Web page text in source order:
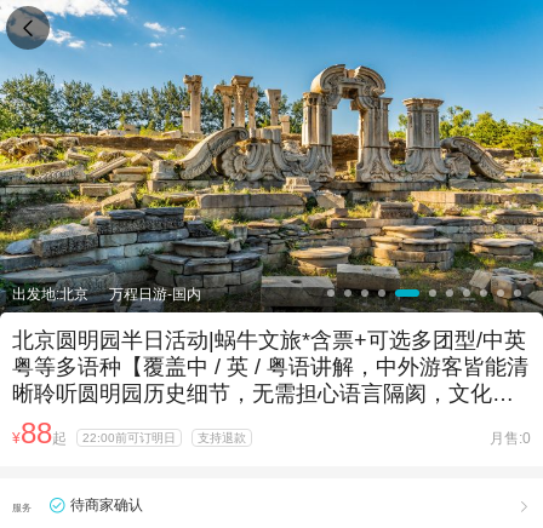
出发地:北京 万程日游-国内
北京圆明园半日活动|蜗牛文旅*含票+可选多团型/中英
粤等多语种【覆盖中 / 英 / 粤语讲解，中外游客皆能清
晰聆听圆明园历史细节，无需担心语言隔阂，文化理
解更顺畅。】
¥88起 22:00前可订明日 支持退款 月售:0
服务 待商家确认 
